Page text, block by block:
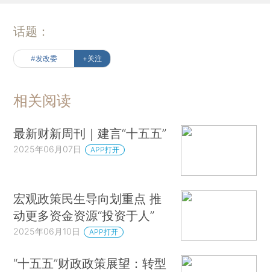
话题：
#发改委 +关注
相关阅读
最新财新周刊｜建言“十五五”
2025年06月07日 APP打开
宏观政策民生导向划重点 推
动更多资金资源“投资于人”
2025年06月10日 APP打开
“十五五”财政政策展望：转型